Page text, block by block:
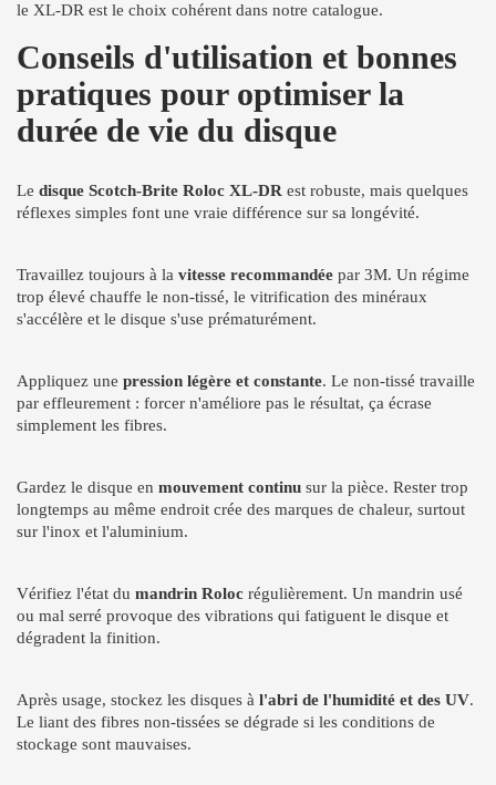
le XL-DR est le choix cohérent dans notre catalogue.
Conseils d'utilisation et bonnes
pratiques pour optimiser la
durée de vie du disque
Le disque Scotch-Brite Roloc XL-DR est robuste, mais quelques
réflexes simples font une vraie différence sur sa longévité.
Travaillez toujours à la vitesse recommandée par 3M. Un régime
trop élevé chauffe le non-tissé, le vitrification des minéraux
s'accélère et le disque s'use prématurément.
Appliquez une pression légère et constante. Le non-tissé travaille
par effleurement : forcer n'améliore pas le résultat, ça écrase
simplement les fibres.
Gardez le disque en mouvement continu sur la pièce. Rester trop
longtemps au même endroit crée des marques de chaleur, surtout
sur l'inox et l'aluminium.
Vérifiez l'état du mandrin Roloc régulièrement. Un mandrin usé
ou mal serré provoque des vibrations qui fatiguent le disque et
dégradent la finition.
Après usage, stockez les disques à l'abri de l'humidité et des UV.
Le liant des fibres non-tissées se dégrade si les conditions de
stockage sont mauvaises.